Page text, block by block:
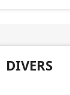
DIVERS